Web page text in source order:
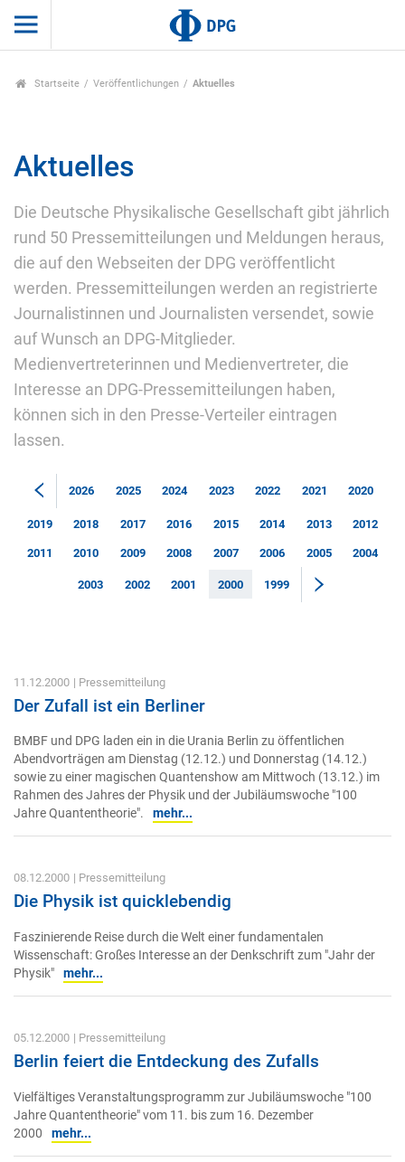
Startseite Veröffentlichungen Aktuelles
Aktuelles
Die Deutsche Physikalische Gesellschaft gibt jährlich
rund 50 Pressemitteilungen und Meldungen heraus,
die auf den Webseiten der DPG veröffentlicht
werden. Pressemitteilungen werden an registrierte
Journalistinnen und Journalisten versendet, sowie
auf Wunsch an DPG-Mitglieder.
Medienvertreterinnen und Medienvertreter, die
Interesse an DPG-Pressemitteilungen haben,
können sich in den Presse-Verteiler eintragen
lassen.
2026 2025 2024 2023 2022 2021 2020
2019 2018 2017 2016 2015 2014 2013 2012
2011 2010 2009 2008 2007 2006 2005 2004
2003 2002 2001 2000 1999
11.12.2000 | Pressemitteilung
Der Zufall ist ein Berliner
BMBF und DPG laden ein in die Urania Berlin zu öffentlichen
Abendvorträgen am Dienstag (12.12.) und Donnerstag (14.12.)
sowie zu einer magischen Quantenshow am Mittwoch (13.12.) im
Rahmen des Jahres der Physik und der Jubiläumswoche "100
Jahre Quantentheorie".
mehr...
08.12.2000 | Pressemitteilung
Die Physik ist quicklebendig
Faszinierende Reise durch die Welt einer fundamentalen
Wissenschaft: Großes Interesse an der Denkschrift zum "Jahr der
Physik" mehr...
05.12.2000 | Pressemitteilung
Berlin feiert die Entdeckung des Zufalls
Vielfältiges Veranstaltungsprogramm zur Jubiläumswoche "100
Jahre Quantentheorie" vom 11. bis zum 16. Dezember
2000
mehr...